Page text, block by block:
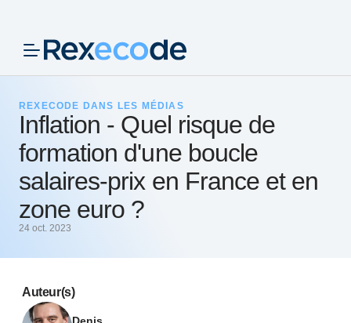
REXECODE DANS LES MÉDIAS
Inflation - Quel risque de
formation d'une boucle
salaires-prix en France et en
zone euro ?
24 oct. 2023
Auteur(s)